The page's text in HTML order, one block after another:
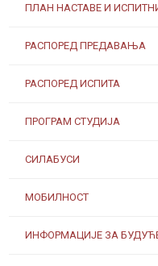
ПЛАН НАСТАВЕ И
РАСПОРЕД ПРЕДАВАЊА
РАСПОРЕД ИСПИТА
ПРОГРАМ СТУДИЈА
СИЛАБУСИ
МОБИЛНОСТ
ИНФОРМАЦИЈЕ ЗА